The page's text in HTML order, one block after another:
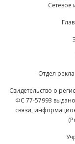
Отдел
Свидетельство о
ФС 77-57993
связи,